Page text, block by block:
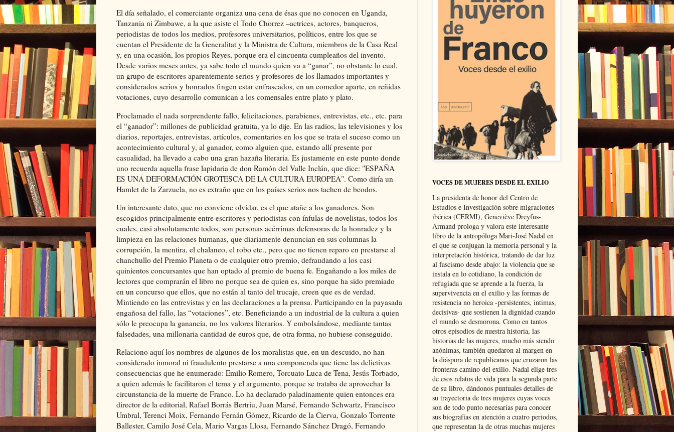
El día señalado, el comerciante organiza una cena de ésas que no conocen en Uganda,
Tanzania ni Zimbawe, a la que asiste el Todo Chorrez –actrices, actores, banqueros,
periodistas de todos los medios, profesores universitarios, políticos, entre los que se
cuentan el Presidente de la Generalitat y la Ministra de Cultura, miembros de la Casa Real
y, en una ocasión, los propios Reyes, porque era el cincuenta cumpleaños del invento.
Desde varios meses antes, ya sabe todo el mundo quien va a “ganar”, no obstante lo cual,
un grupo de escritores aparentemente serios y profesores de los llamados importantes y
considerados serios y honrados fingen estar enfrascados, en un comedor aparte, en reñidas
votaciones, cuyo desarrollo comunican a los comensales entre plato y plato.
Proclamado el nada sorprendente fallo, felicitaciones, parabienes, entrevistas, etc., etc. para
el “ganador”: millones de publicidad gratuita, ya lo dije. En las radios, las televisiones y los
diarios, reportajes, entrevistas, artículos, comentarios en los que se trata el suceso como un
acontecimiento cultural y, al ganador, como alguien que, estando allí presente por
casualidad, ha llevado a cabo una gran hazaña literaria. Es justamente en este punto donde
uno recuerda aquella frase lapidaria de don Ramón del Valle Inclán, que dice: "ESPAÑA
ES UNA DEFORMACIÓN GROTESCA DE LA CULTURA EUROPEA". Como diría un
Hamlet de la Zarzuela, no es extraño que en los países serios nos tachen de beodos.
Un interesante dato, que no conviene olvidar, es el que atañe a los ganadores. Son
escogidos principalmente entre escritores y periodistas con ínfulas de novelistas, todos los
cuales, casi absolutamente todos, son personas acérrimas defensoras de la honradez y la
limpieza en las relaciones humanas, que diariamente denuncian en sus columnas la
corrupción, la mentira, el chalaneo, el robo etc., pero que no tienen reparo en prestarse al
chanchullo del Premio Planeta o de cualquier otro premio, defraudando a los casi
quinientos concursantes que han optado al premio de buena fe. Engañando a los miles de
lectores que comprarán el libro no porque sea de quien es, sino porque ha sido premiado
en un concurso que ellos, que no están al tanto del trucaje, creen que es de verdad.
Mintiendo en las entrevistas y en las declaraciones a la prensa. Participando en la payasada
engañosa del fallo, las “votaciones”, etc. Beneficiando a un industrial de la cultura a quien
sólo le preocupa la ganancia, no los valores literarios. Y embolsándose, mediante tantas
falsedades, una millonaria cantidad de euros que, de otra forma, no hubiese conseguido.
Relaciono aquí los nombres de algunos de los moralistas que, en un descuido, no han
considerado inmoral ni fraudulento prestarse a una componenda que tiene las delictivas
consecuencias que he enumerado: Emilio Romero, Torcuato Luca de Tena, Jesús Torbado,
a quien además le facilitaron el tema y el argumento, porque se trataba de aprovechar la
circunstancia de la muerte de Franco. Lo ha declarado paladinamente quien entonces era
director de la editorial, Rafael Borrás Bertriu, Juan Marsé, Fernando Schwartz, Francisco
Umbral, Terenci Moix, Fernando Fernán Gómez, Ricardo de la Cierva, Gonzalo Torrente
Ballester, Camilo José Cela, Mario Vargas Llosa, Fernando Sánchez Dragó, Fernando
VOCES DE MUJERES DESDE EL EXILIO
La presidenta de honor del Centro de
Estudios e Investigación sobre migraciones
ibérica (CERMI), Geneviève Dreyfus-
Armand prologa y valora este interesante
libro de la antropóloga Mari-José Nadal en
el que se conjugan la memoria personal y la
interpretación histórica, tratando de dar luz
al fascismo desde abajo: la violencia que se
instala en lo cotidiano, la condición de
refugiada que se aprende a la fuerza, la
supervivencia en el exilio y las formas de
resistencia no heroica -persistentes, intimas,
decisivas- que sostienen la dignidad cuando
el mundo se desmorona. Como en tantos
otros episodios de nuestra historia, las
historias de las mujeres, mucho más siendo
anónimas, también quedaron al margen en
la diáspora de republicanos que cruzaron las
fronteras camino del exilio. Nadal elige tres
de esos relatos de vida para la segunda parte
de su libro, dándonos puntuales detalles de
su trayectoria de tres mujeres cuyas voces
son de todo punto necesarias para conocer
sus biografías en atención a cuatro periodos,
que representan la de otras muchas mujeres